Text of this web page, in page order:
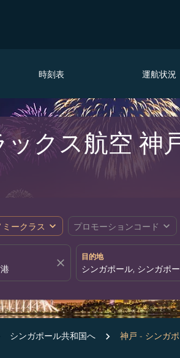
時刻表 運航状況
クス航空 神
ークラス expand_more プロモーションコード expand_more
close
目的地
シンガポール共和国へ 神戸 - シンガ